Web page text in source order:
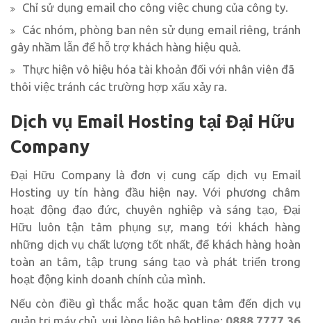
Chỉ sử dụng email cho công việc chung của công ty.
Các nhóm, phòng ban nên sử dụng email riêng, tránh
gây nhầm lẫn để hỗ trợ khách hàng hiệu quả.
Thực hiện vô hiệu hóa tài khoản đối với nhân viên đã
thôi việc tránh các trường hợp xấu xảy ra.
Dịch vụ Email Hosting tại Đại Hữu
Company
Đại Hữu Company là đơn vị cung cấp dịch vụ Email
Hosting uy tín hàng đầu hiện nay. Với phương châm
hoạt động đạo đức, chuyên nghiệp và sáng tạo, Đại
Hữu luôn tận tâm phụng sự, mang tới khách hàng
những dịch vụ chất lượng tốt nhất, để khách hàng hoàn
toàn an tâm, tập trung sáng tạo và phát triển trong
hoạt động kinh doanh chính của mình.
Nếu còn điều gì thắc mắc hoặc quan tâm đến dịch vụ